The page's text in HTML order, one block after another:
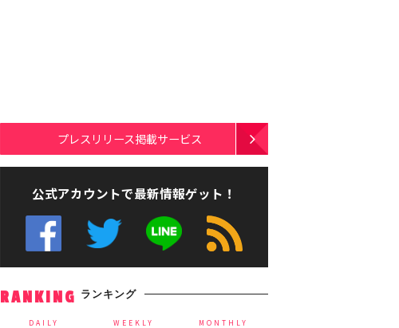
プレスリリース掲載サービス
公式アカウントで最新情報ゲット！
RANKING ランキング
DAILY WEEKLY MONTHLY